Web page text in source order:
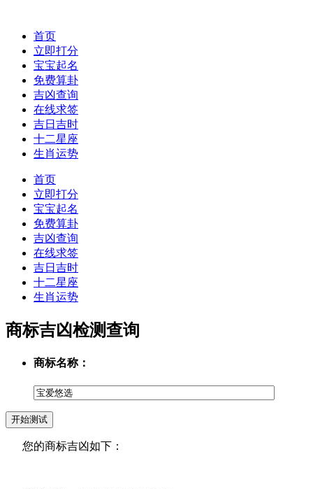
首页
立即打分
宝宝起名
免费算卦
吉凶查询
在线求签
吉日吉时
十二星座
生肖运势
首页
立即打分
宝宝起名
免费算卦
吉凶查询
在线求签
吉日吉时
十二星座
生肖运势
商标吉凶检测查询
商标名称：
您的商标吉凶如下：